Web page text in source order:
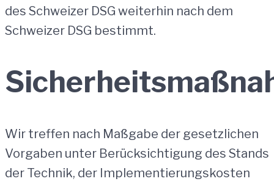
des Schweizer DSG weiterhin nach dem
Schweizer DSG bestimmt.
Wir treffen nach Maßgabe der gesetzlichen
Vorgaben unter Berücksichtigung des Stands
der Technik, der Implementierungskosten